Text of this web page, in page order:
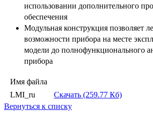
использовании дополнительного
обеспечения
Модульная конструкция позволяет
возможности прибора на месте
модели до полнофункционального
прибора
Имя файла
LMI_ru
Скачать (259.77 Кб)
Вернуться к списку